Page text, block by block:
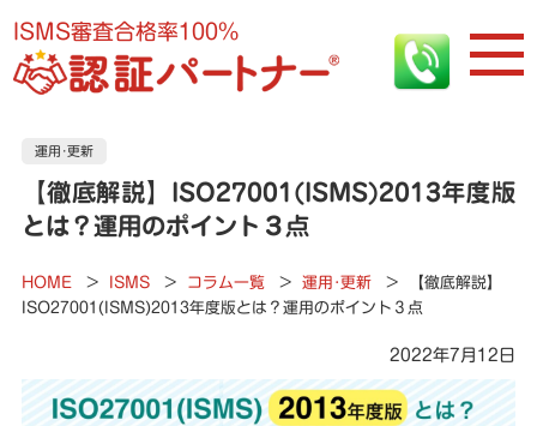
ISMS審査合格率100%
運用･更新
【徹底解説】ISO27001(ISMS)2013年度版
とは？運用のポイント３点
HOME > ISMS > コラム一覧 > 運用･更新 >
【徹底解説】
ISO27001(ISMS)2013年度版とは？運用のポイント３点
2022年7月12日